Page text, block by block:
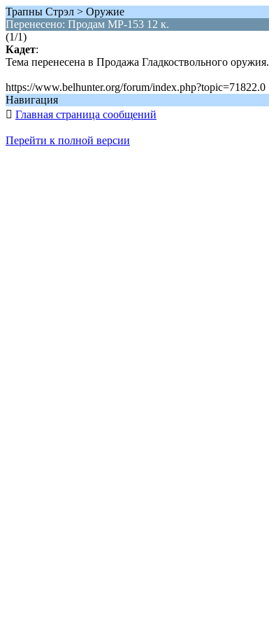
Трапны Стрэл > Оружие
Перенесено: Продам МР-153 12 к.
(1/1)
Кадет:
Тема перенесена в Продажа Гладкоствольного оружия.
https://www.belhunter.org/forum/index.php?topic=71822.0
Навигация
 Главная страница сообщений
Перейти к полной версии